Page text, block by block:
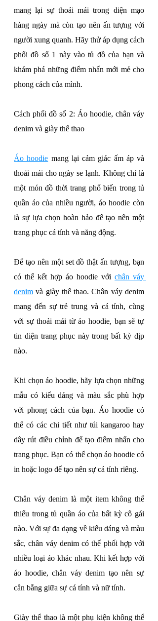
mang lại sự thoải mái trong diện mạo
hàng ngày mà còn tạo nên ấn tượng với
người xung quanh. Hãy thử áp dụng cách
phối đồ số 1 này vào tủ đồ của bạn và
khám phá những điểm nhấn mới mẻ cho
phong cách của mình.
Cách phối đồ số 2: Áo hoodie, chân váy
denim và giày thể thao
Áo hoodie mang lại cảm giác ấm áp và
thoải mái cho ngày se lạnh. Không chỉ là
một món đồ thời trang phổ biến trong tủ
quần áo của nhiều người, áo hoodie còn
là sự lựa chọn hoàn hảo để tạo nên một
trang phục cá tính và năng động.
Để tạo nên một set đồ thật ấn tượng, bạn
có thể kết hợp áo hoodie với chân váy
denim và giày thể thao. Chân váy denim
mang đến sự trẻ trung và cá tính, cùng
với sự thoải mái từ áo hoodie, bạn sẽ tự
tin diện trang phục này trong bất kỳ dịp
nào.
Khi chọn áo hoodie, hãy lựa chọn những
mẫu có kiểu dáng và màu sắc phù hợp
với phong cách của bạn. Áo hoodie có
thể có các chi tiết như túi kangaroo hay
dây rút điều chỉnh để tạo điểm nhấn cho
trang phục. Bạn có thể chọn áo hoodie có
in hoặc logo để tạo nên sự cá tính riêng.
Chân váy denim là một item không thể
thiếu trong tủ quần áo của bất kỳ cô gái
nào. Với sự đa dạng về kiểu dáng và màu
sắc, chân váy denim có thể phối hợp với
nhiều loại áo khác nhau. Khi kết hợp với
áo hoodie, chân váy denim tạo nên sự
cân bằng giữa sự cá tính và nữ tính.
Giày thể thao là một phụ kiện không thể